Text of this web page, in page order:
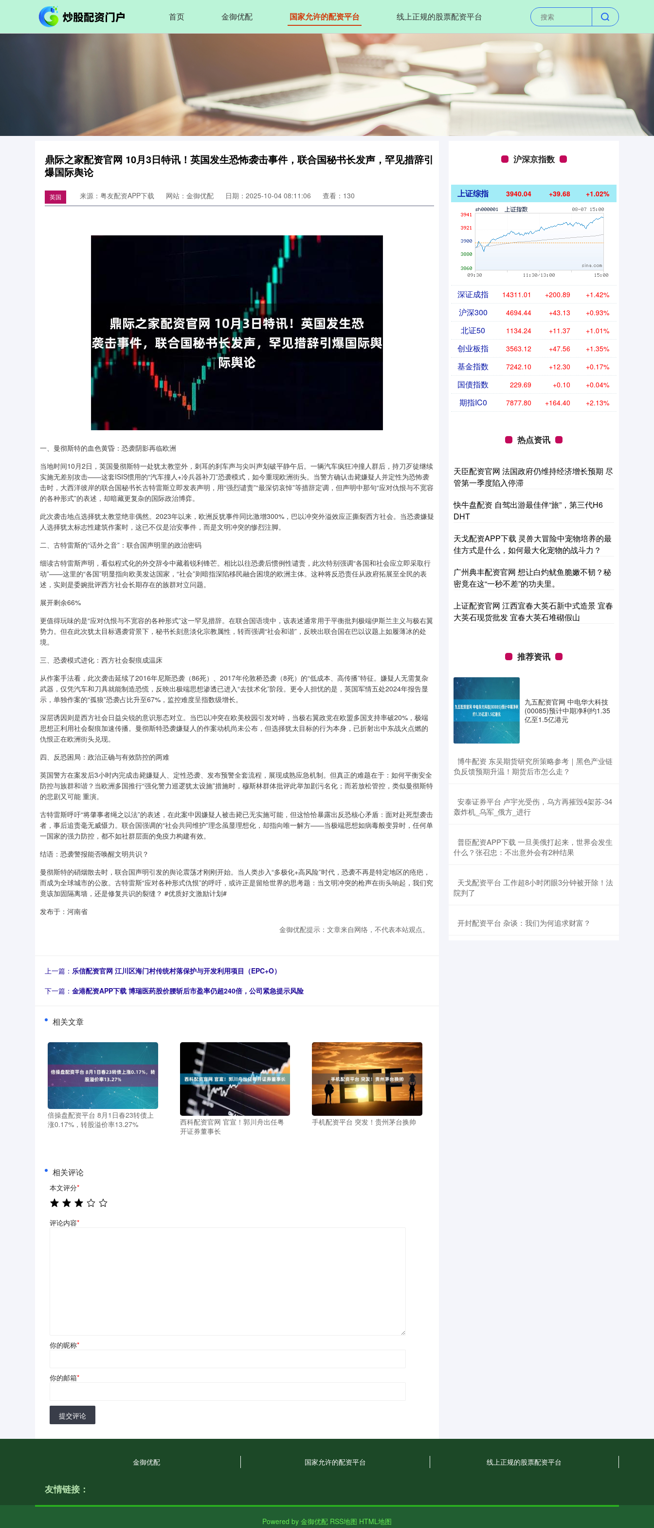
首页 金御优配 国家允许的配资平台 线上正规的股票配资平台
鼎际之家配资官网 10月3日特讯！英国发生恐怖袭击事件，联合国秘书长发声，罕见措辞引
爆国际舆论
英国 来源：粤友配资APP下载 网站：金御优配 日期：2025-10-04 08:11:06 查看：130
一、曼彻斯特的血色黄昏：恐袭阴影再临欧洲
当地时间10月2日，英国曼彻斯特一处犹太教堂外，刺耳的刹车声与尖叫声划破平静午后。一辆汽车疯狂冲撞人群后，持刀歹徒继续
实施无差别攻击——这套ISIS惯用的“汽车撞人+冷兵器补刀”恐袭模式，如今重现欧洲街头。当警方确认击毙嫌疑人并定性为恐怖袭
击时，大西洋彼岸的联合国秘书长古特雷斯立即发表声明，用“强烈谴责”“最深切哀悼”等措辞定调，但声明中那句“应对仇恨与不宽容
的各种形式”的表述，却暗藏更复杂的国际政治博弈。
此次袭击地点选择犹太教堂绝非偶然。2023年以来，欧洲反犹事件同比激增300%，巴以冲突外溢效应正撕裂西方社会。当恐袭嫌疑
人选择犹太标志性建筑作案时，这已不仅是治安事件，而是文明冲突的惨烈注脚。
二、古特雷斯的“话外之音”：联合国声明里的政治密码
细读古特雷斯声明，看似程式化的外交辞令中藏着锐利锋芒。相比以往恐袭后惯例性谴责，此次特别强调“各国和社会应立即采取行
动”——这里的“各国”明显指向欧美发达国家，“社会”则暗指深陷移民融合困境的欧洲主体。这种将反恐责任从政府拓展至全民的表
述，实则是委婉批评西方社会长期存在的族群对立问题。
展开剩余66%
更值得玩味的是“应对仇恨与不宽容的各种形式”这一罕见措辞。在联合国语境中，该表述通常用于平衡批判极端伊斯兰主义与极右翼
势力。但在此次犹太目标遇袭背景下，秘书长刻意淡化宗教属性，转而强调“社会和谐”，反映出联合国在巴以议题上如履薄冰的处
境。
三、恐袭模式进化：西方社会裂痕成温床
从作案手法看，此次袭击延续了2016年尼斯恐袭（86死）、2017年伦敦桥恐袭（8死）的“低成本、高传播”特征。嫌疑人无需复杂
武器，仅凭汽车和刀具就能制造恐慌，反映出极端思想渗透已进入“去技术化”阶段。更令人担忧的是，英国军情五处2024年报告显
示，单独作案的“孤狼”恐袭占比升至67%，监控难度呈指数级增长。
深层诱因则是西方社会日益尖锐的意识形态对立。当巴以冲突在欧美校园引发对峙，当极右翼政党在欧盟多国支持率破20%，极端
思想正利用社会裂痕加速传播。曼彻斯特恐袭嫌疑人的作案动机尚未公布，但选择犹太目标的行为本身，已折射出中东战火点燃的
仇恨正在欧洲街头兑现。
四、反恐困局：政治正确与有效防控的两难
英国警方在案发后3小时内完成击毙嫌疑人、定性恐袭、发布预警全套流程，展现成熟应急机制。但真正的难题在于：如何平衡安全
防控与族群和谐？当欧洲多国推行“强化警力巡逻犹太设施”措施时，穆斯林群体批评此举加剧污名化；而若放松管控，类似曼彻斯特
的悲剧又可能 重演。
古特雷斯呼吁“将肇事者绳之以法”的表述，在此案中因嫌疑人被击毙已无实施可能，但这恰恰暴露出反恐核心矛盾：面对赴死型袭击
者，事后追责毫无威慑力。联合国强调的“社会共同维护”理念虽显理想化，却指向唯一解方——当极端思想如病毒般变异时，任何单
一国家的强力防控，都不如社群层面的免疫力构建有效。
结语：恐袭警报能否唤醒文明共识？
曼彻斯特的硝烟散去时，联合国声明引发的舆论震荡才刚刚开始。当人类步入“多极化+高风险”时代，恐袭不再是特定地区的疮疤，
而成为全球城市的公敌。古特雷斯“应对各种形式仇恨”的呼吁，或许正是留给世界的思考题：当文明冲突的枪声在街头响起，我们究
竟该加固隔离墙，还是修复共识的裂缝？ #优质好文激励计划#
发布于：河南省
金御优配提示：文章来自网络，不代表本站观点。
上一篇： 乐信配资官网 江川区海门村传统村落保护与开发利用项目（EPC+O）
下一篇： 金港配资APP下载 博瑞医药股价腰斩后市盈率仍超240倍，公司紧急提示风险
相关文章
倍操盘配资平台 8月1日春23转债上
涨0.17%，转股溢价率13.27%
西科配资官网 官宣！郭川舟出任粤
开证券董事长
手机配资平台 突发！贵州茅台换帅
相关评论
本文评分*
评论内容*
你的昵称*
你的邮箱*
提交评论
沪深京指数
上证综指 3940.04 +39.68 +1.02%
深证成指 14311.01 +200.89 +1.42%
沪深300 4694.44 +43.13 +0.93%
北证50 1134.24 +11.37 +1.01%
创业板指 3563.12 +47.56 +1.35%
基金指数 7242.10 +12.30 +0.17%
国债指数 229.69 +0.10 +0.04%
期指IC0 7877.80 +164.40 +2.13%
热点资讯
天臣配资官网 法国政府仍维持经济增长预期 尽
管第一季度陷入停滞
快牛盘配资 自驾出游最佳伴“旅”，第三代H6
DHT
天戈配资APP下载 灵兽大冒险中宠物培养的最
佳方式是什么，如何最大化宠物的战斗力？
广州典丰配资官网 想让白灼鱿鱼脆嫩不韧？秘
密竟在这“一秒不差”的功夫里。
上证配资官网 江西宜春大英石新中式造景 宜春
大英石现货批发 宜春大英石堆砌假山
推荐资讯
九五配资官网 中电华大科技
(00085)预计中期净利约1.35
亿至1.5亿港元
​博牛配资 东吴期货研究所策略参考｜黑色产业链
负反馈预期升温！期货后市怎么走？
​安泰证券平台 卢宇光受伤，乌方再摧毁4架苏-34
轰炸机_乌军_俄方_进行
​普臣配资APP下载 一旦美俄打起来，世界会发生
什么？张召忠：不出意外会有2种结果
​天戈配资平台 工作超8小时闭眼3分钟被开除！法
院判了
​开封配资平台 杂谈：我们为何追求财富？
金御优配 国家允许的配资平台 线上正规的股票配资平台
友情链接：
Powered by 金御优配 RSS地图 HTML地图